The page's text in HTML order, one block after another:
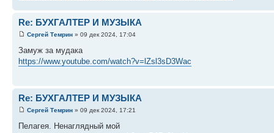
Re: БУХГАЛТЕР И МУЗЫКА
Сергей Темрин » 09 дек 2024, 17:04
Замуж за мудака
https://www.youtube.com/watch?v=lZsl3sD3Wac
Re: БУХГАЛТЕР И МУЗЫКА
Сергей Темрин » 09 дек 2024, 17:21
Пелагея. Ненаглядный мой